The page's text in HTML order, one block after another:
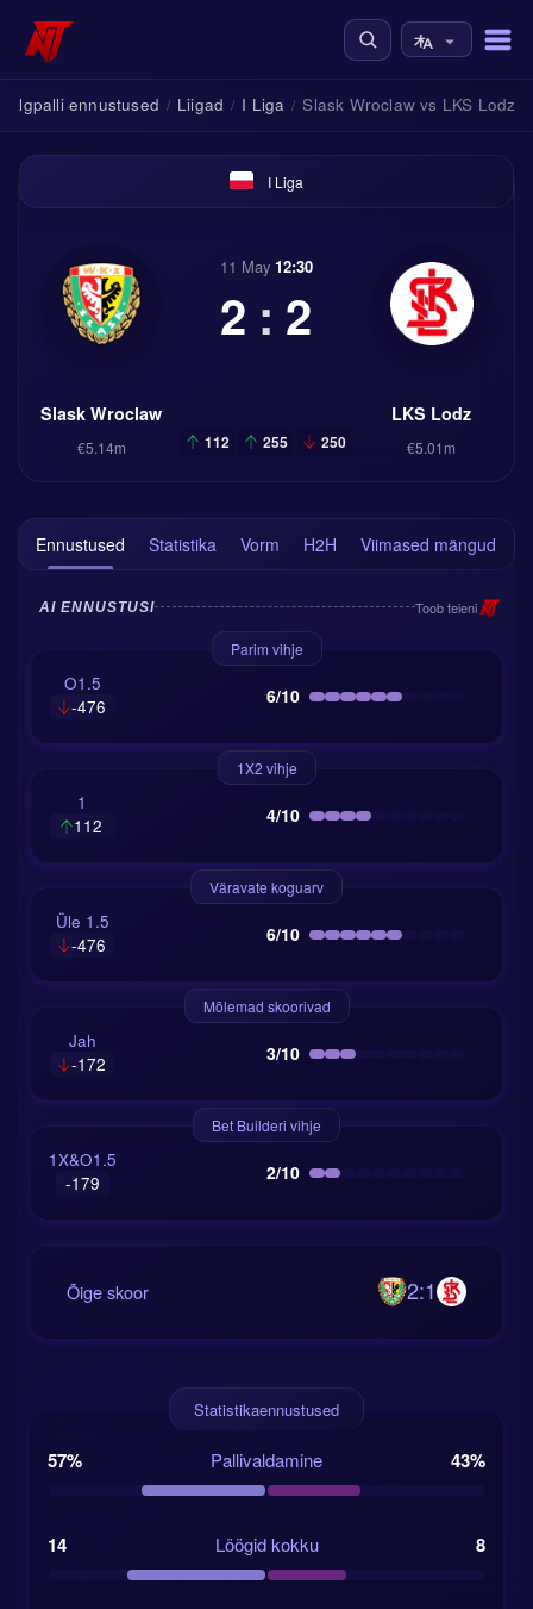
Jalgpalli ennustused / Liigad / I Liga / Slask Wroclaw vs LKS Lodz
I Liga
Slask Wroclaw
€5.14m
11 May 12:30
2 : 2
112 255 250
LKS Lodz
€5.01m
Ennustused Statistika Vorm H2H Viimased mängud
AI ENNUSTUSI Toob teieni
Parim vihje
O1.5
-476
6/10
1X2 vihje
1
112
4/10
Väravate koguarv
Üle 1.5
-476
6/10
Mõlemad skoorivad
Jah
-172
3/10
Bet Builderi vihje
1X&O1.5
-179
2/10
Õige skoor 2:1
Statistikaennustused
57% Pallivaldamine 43%
14 Löögid kokku 8